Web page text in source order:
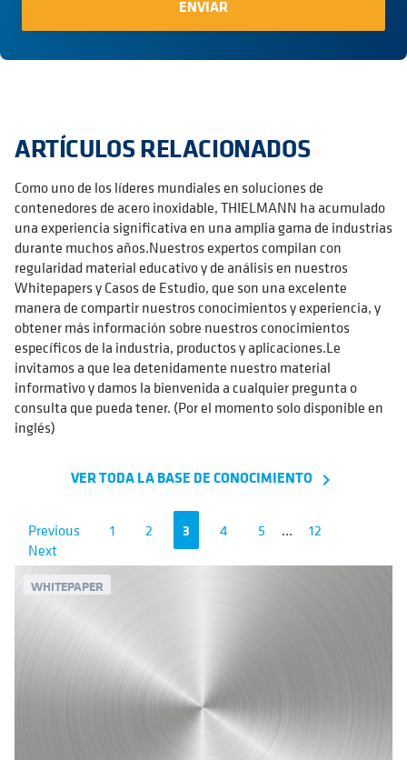
ARTÍCULOS RELACIONADOS
Como uno de los líderes mundiales en soluciones de
contenedores de acero inoxidable, THIELMANN ha acumulado
una experiencia significativa en una amplia gama de industrias
durante muchos años.Nuestros expertos compilan con
regularidad material educativo y de análisis en nuestros
Whitepapers y Casos de Estudio, que son una excelente
manera de compartir nuestros conocimientos y experiencia, y
obtener más información sobre nuestros conocimientos
específicos de la industria, productos y aplicaciones.Le
invitamos a que lea detenidamente nuestro material
informativo y damos la bienvenida a cualquier pregunta o
consulta que pueda tener. (Por el momento solo disponible en
inglés)
VER TODA LA BASE DE CONOCIMIENTO navigate_next
Previous 1 2 3 4 5 ...
12
Next
WHITEPAPER